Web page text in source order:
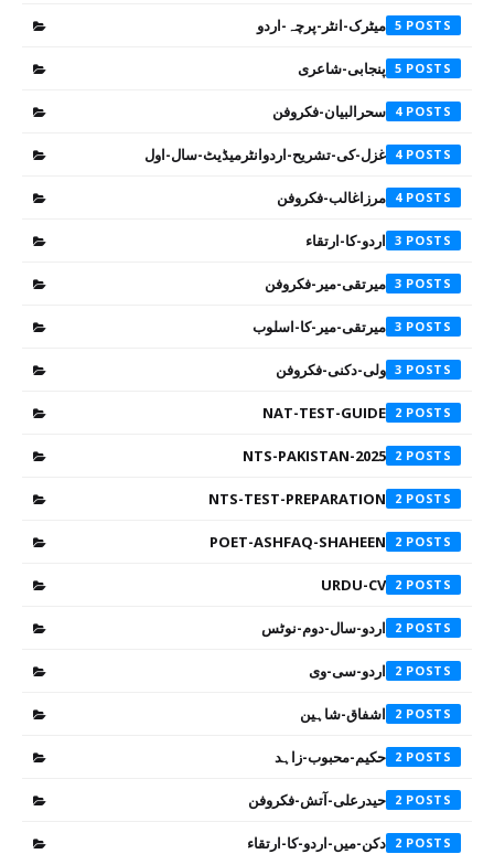
میٹرک-انٹر-پرچہ-اردو 5
پنجابی-شاعری 5
سحرالبیان-فکروفن 4
غزل-کی-تشریح-اردوانٹرمیڈیٹ-سال-اول 4
مرزاغالب-فکروفن 4
اردو-کا-ارتقاء 3
میرتقی-میر-فکروفن 3
میرتقی-میر-کا-اسلوب 3
ولی-دکنی-فکروفن 3
NAT-TEST-GUIDE 2
NTS-PAKISTAN-2025 2
NTS-TEST-PREPARATION 2
POET-ASHFAQ-SHAHEEN 2
URDU-CV 2
اردو-سال-دوم-نوٹس 2
اردو-سی-وی 2
اشفاق-شاہین 2
حکیم-محبوب-زاہد 2
حیدرعلی-آتش-فکروفن 2
دکن-میں-اردو-کا-ارتقاء 2